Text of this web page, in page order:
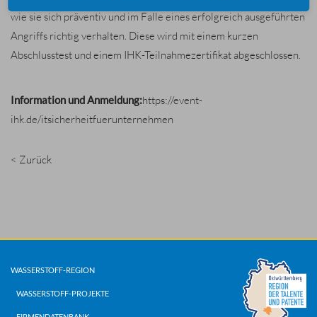
wie sie sich präventiv und im Falle eines erfolgreich ausgeführten
Angriffs richtig verhalten. Diese wird mit einem kurzen
Abschlusstest und einem IHK-Teilnahmezertifikat abgeschlossen.
Information und Anmeldung:https://event-
ihk.de/itsicherheitfuerunternehmen
< Zurück
WASSERSTOFF-REGION
WASSERSTOFF-PROJEKTE